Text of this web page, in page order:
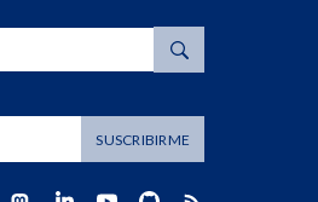
SUSCRIBIRME